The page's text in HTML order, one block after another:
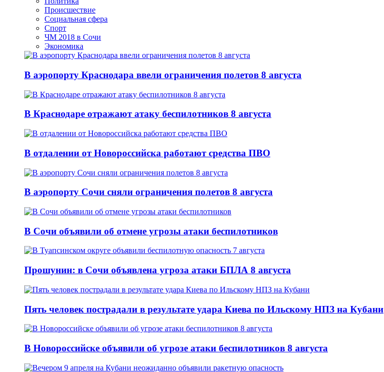
Происшествие
Социальная сфера
Спорт
ЧМ 2018 в Сочи
Экономика
В аэропорту Краснодара ввели ограничения полетов 8 августа
В Краснодаре отражают атаку беспилотников 8 августа
В отдалении от Новороссийска работают средства ПВО
В аэропорту Сочи сняли ограничения полетов 8 августа
В Сочи объявили об отмене угрозы атаки беспилотников
Прошунин: в Сочи объявлена угроза атаки БПЛА 8 августа
Пять человек пострадали в результате удара Киева по Ильскому НПЗ на Кубани
В Новороссийске объявили об угрозе атаки беспилотников 8 августа